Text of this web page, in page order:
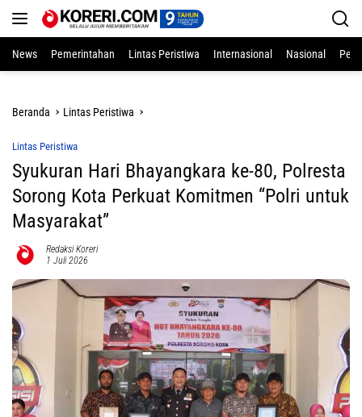
News
Pemerintahan Lintas Peristiwa Internasional Nasional
Beranda Lintas Peristiwa
Lintas Peristiwa
Syukuran Hari Bhayangkara ke-80, Polresta
Sorong Kota Perkuat Komitmen “Polri untuk
Masyarakat”
Redaksi Koreri
1 Juli 2026